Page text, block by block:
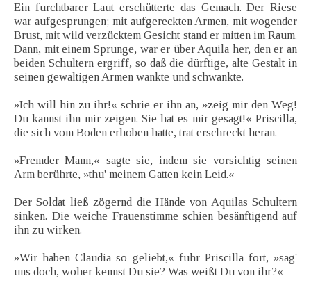
Ein furchtbarer Laut erschütterte das Gemach. Der Riese
war aufgesprungen; mit aufgereckten Armen, mit wogender
Brust, mit wild verzücktem Gesicht stand er mitten im Raum.
Dann, mit einem Sprunge, war er über Aquila her, den er an
beiden Schultern ergriff, so daß die dürftige, alte Gestalt in
seinen gewaltigen Armen wankte und schwankte.
»Ich will hin zu ihr!« schrie er ihn an, »zeig mir den Weg!
Du kannst ihn mir zeigen. Sie hat es mir gesagt!« Priscilla,
die sich vom Boden erhoben hatte, trat erschreckt heran.
»Fremder Mann,« sagte sie, indem sie vorsichtig seinen
Arm berührte, »thu' meinem Gatten kein Leid.«
Der Soldat ließ zögernd die Hände von Aquilas Schultern
sinken. Die weiche Frauenstimme schien besänftigend auf
ihn zu wirken.
»Wir haben Claudia so geliebt,« fuhr Priscilla fort, »sag'
uns doch, woher kennst Du sie? Was weißt Du von ihr?«